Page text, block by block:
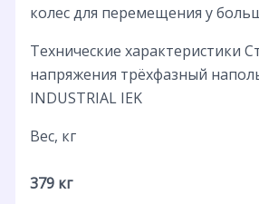
колес для перемещения у
Технические характеристики
напряжения трёхфазный
INDUSTRIAL IEK
Вес, кг
379 кг